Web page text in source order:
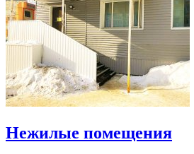
Нежилые помещения